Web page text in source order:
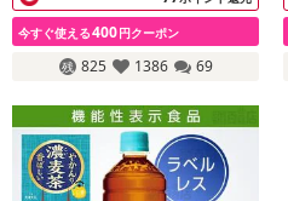
今すぐ使える400円クーポン
825 1386 69